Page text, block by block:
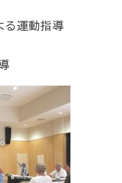
る運動指導